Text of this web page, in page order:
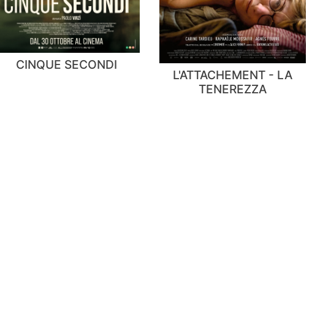
CINQUE SECONDI
L'ATTACHEMENT - LA
TENEREZZA